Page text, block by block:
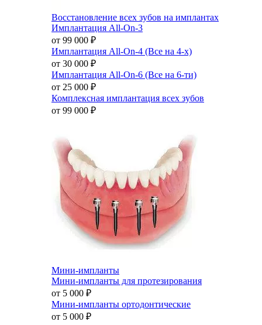
Восстановление всех зубов на имплантах
Имплантация All-On-3
от 99 000 ₽
Имплантация All-On-4 (Все на 4-х)
от 30 000 ₽
Имплантация All-On-6 (Все на 6-ти)
от 25 000 ₽
Комплексная имплантация всех зубов
от 99 000 ₽
Мини-импланты
Мини-импланты для протезирования
от 5 000 ₽
Мини-импланты ортодонтические
от 5 000 ₽